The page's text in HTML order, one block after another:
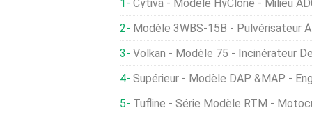
Cytiva - Modèle HyClone - Milieu
Modèle 3WBS-15B - Pulvérisateur
Volkan - Modèle 75 - Incinérateur De
Supérieur - Modèle DAP &MAP -
Tufline - Série Modèle RTM -